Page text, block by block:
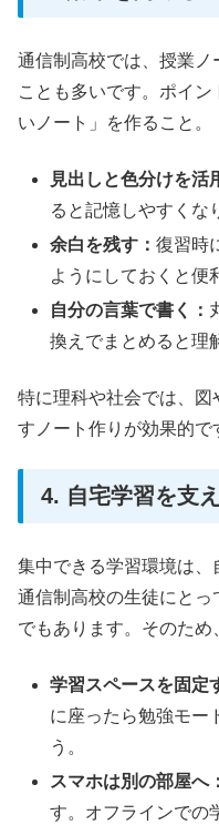
通信制高校では、授業ノ
ことも多いです。ポイ
いノート」を作ること。
見出しと色分けを活
ると記憶しやすくな
余白を残す：復習時
ようにしておくと便
自分の言葉で書く：
換えでまとめると理
特に理科や社会では、
すノート作りが効果的で
4. 自宅学習を支
集中できる学習環境は、
通信制高校の生徒にと
でもあります。そのため
学習スペースを固定
に座ったら勉強モー
う。
スマホは別の部屋へ：
す。オフラインでの